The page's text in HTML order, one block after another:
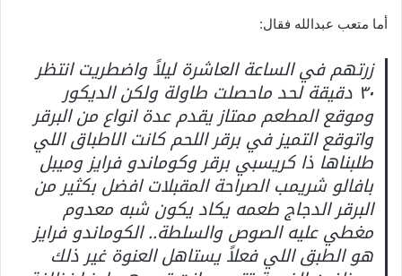
أما متعب عبدالله فقال:
زرتهم في الساعة العاشرة ليلاً واضطريت انتظر
٣٠ دقيقة لحد ماحصلت طاولة ولكن الديكور
وموقع المطعم ممتاز يقدم عدة انواع من البرقر
واتوقع التميز في برقر اللحم كانت الاطباق اللي
طلبناها ذا كريسبي برقر وكوماندو فرايز وميبل
بافالو شريمب الصراحة المقبلات افضل بكثير من
البرقر الدجاج طعمه يكاد يكون شبه معدوم
مغطي عليه الصوص والسلطة.. الكوماندو فرايز
هو الطبق اللي فعلاً يستاهل العنوة غير ذلك